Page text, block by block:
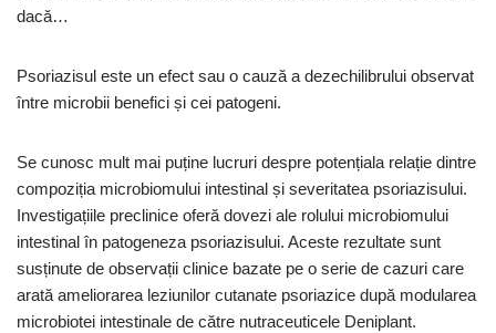
dacă…
Psoriazisul este un efect sau o cauză a dezechilibrului observat
între microbii benefici și cei patogeni.
Se cunosc mult mai puține lucruri despre potențiala relație dintre
compoziția microbiomului intestinal și severitatea psoriazisului.
Investigațiile preclinice oferă dovezi ale rolului microbiomului
intestinal în patogeneza psoriazisului. Aceste rezultate sunt
susținute de observații clinice bazate pe o serie de cazuri care
arată ameliorarea leziunilor cutanate psoriazice după modularea
microbiotei intestinale de către nutraceuticele Deniplant.